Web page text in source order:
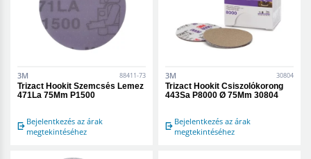
3M 88411-73
Trizact Hookit Szemcsés Lemez
471La 75Mm P1500
Bejelentkezés az árak
megtekintéséhez
3M 30804
Trizact Hookit Csiszolókorong
443Sa P8000 Ø 75Mm 30804
Bejelentkezés az árak
megtekintéséhez